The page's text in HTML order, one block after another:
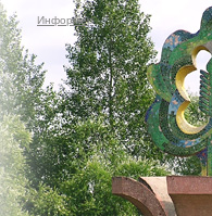
Информер